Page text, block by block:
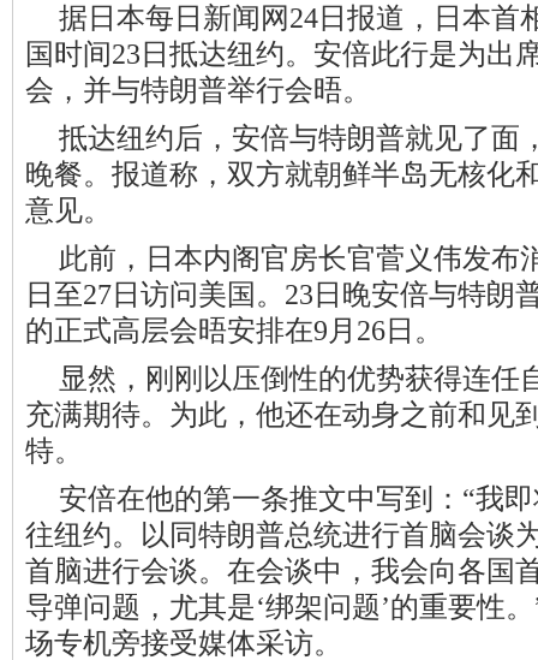
据日本每日新闻网24日报道，日本首
国时间23日抵达纽约。安倍此行是为出
会，并与特朗普举行会晤。
抵达纽约后，安倍与特朗普就见了面
晚餐。报道称，双方就朝鲜半岛无核化
意见。
此前，日本内阁官房长官菅义伟发布
日至27日访问美国。23日晚安倍与特朗
的正式高层会晤安排在9月26日。
显然，刚刚以压倒性的优势获得连任
充满期待。为此，他还在动身之前和见
特。
安倍在他的第一条推文中写到：“我
往纽约。以同特朗普总统进行首脑会谈
首脑进行会谈。在会谈中，我会向各国
导弹问题，尤其是‘绑架问题’的重要性
场专机旁接受媒体采访。